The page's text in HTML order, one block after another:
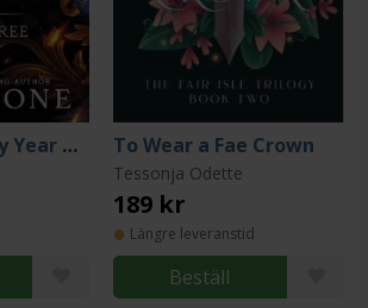
Fallen Academy Year Three To Wear a Fae Crown
Tessonja Odette
189 kr
Längre leveranstid
Beställ